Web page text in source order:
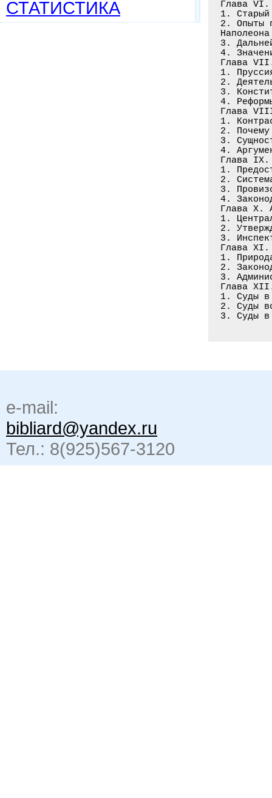
СТАТИСТИКА
Глава
1.
2. Опыты
3.
4.
Глава
1.
2.
3.
4.
Глава
1.
2.
3.
4.
Глава
1.
2.
3.
4.
Глава Х.
1.
2.
3.
Глава
1.
2.
3.
Глава
1.
2.
3.
e-mail:
bibliard@yandex.ru
Тел.: 8(925)567-3120